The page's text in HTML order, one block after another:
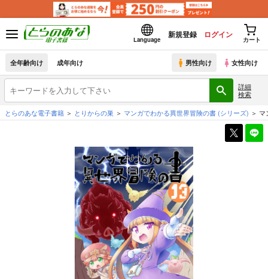
Language
新規登録 ログイン
カート
全年齢向け 成年向け 男性向け 女性向け
詳細
検索
とらのあな電子書籍
とりからの巣 マンガでわかる異世界冒険の書 (シリーズ) マ